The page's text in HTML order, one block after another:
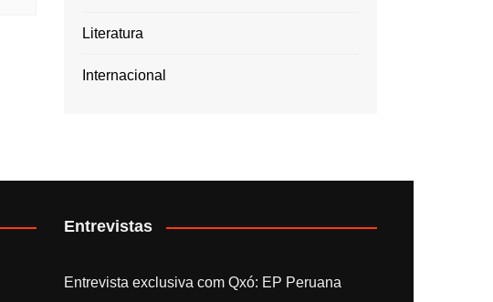
Literatura
Internacional
Entrevistas
Entrevista exclusiva com Qxó: EP Peruana